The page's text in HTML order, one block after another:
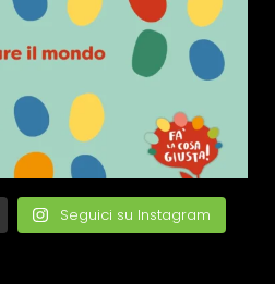
Seguici su Instagram